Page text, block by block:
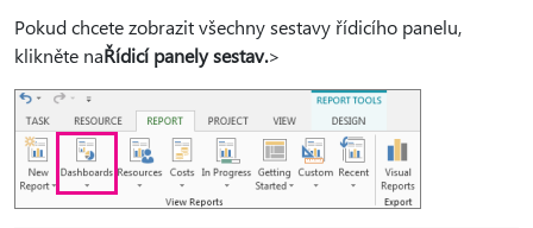
Pokud chcete zobrazit všechny sestavy řídicího panelu,
klikněte naŘídicí panely sestav.>